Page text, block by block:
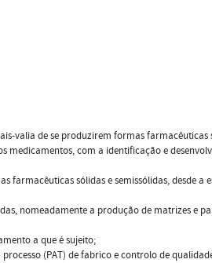
valia de se produzirem formas farmacêuticas
medicamentos, com a identificação e
farmacêuticas sólidas e semissólidas, desde a
nomeadamente a produção de matrizes e
a que é sujeito;
(PAT) de fabrico e controlo de